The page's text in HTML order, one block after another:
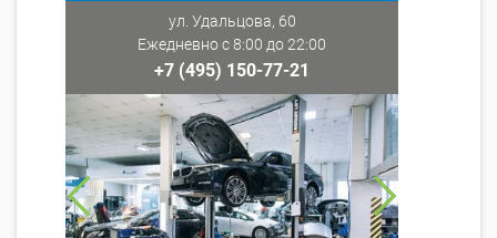
ул. Удальцова, 60
Ежедневно с 8:00 до 22:00
+7 (495) 150-77-21